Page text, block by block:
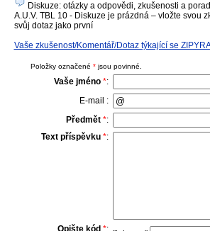
Diskuze: otázky a odpovědi, zkušenosti a
A.U.V. TBL 10 - Diskuze je prázdná – vložte svou
svůj dotaz jako první
Vaše zkušenost/Komentář/Dotaz týkající se
Položky označené * jsou povinné.
Vaše jméno *:
E-mail :
Předmět *:
Text příspěvku *:
Opište kód *: